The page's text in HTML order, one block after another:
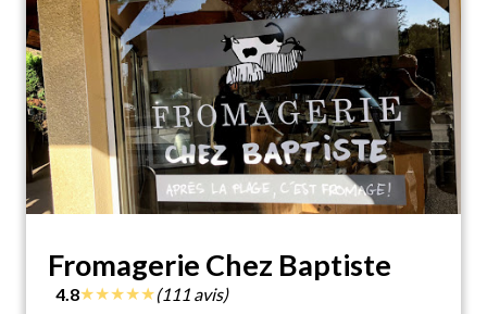
Fromagerie Chez Baptiste
4.8★★★★★(111 avis)